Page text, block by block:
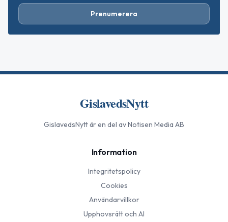
Prenumerera
GislavedsNytt
GislavedsNyttär en del av Notisen Media AB
Information
Integritetspolicy
Cookies
Användarvillkor
Upphovsrätt och AI